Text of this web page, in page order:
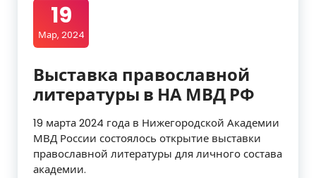
19
Мар, 2024
Выставка православной
литературы в НА МВД РФ
19 марта 2024 года в Нижегородской Академии
МВД России состоялось открытие выставки
православной литературы для личного состава
академии.